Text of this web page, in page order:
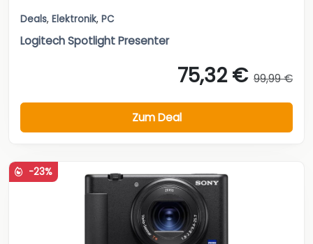
Deals, Elektronik, PC
Logitech Spotlight Presenter
75,32 € 99,99 €
Zum Deal
-23%